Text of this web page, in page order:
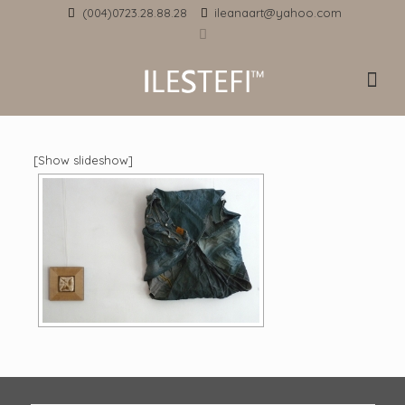
(004)0723.28.88.28 ileanaart@yahoo.com
[Show slideshow]